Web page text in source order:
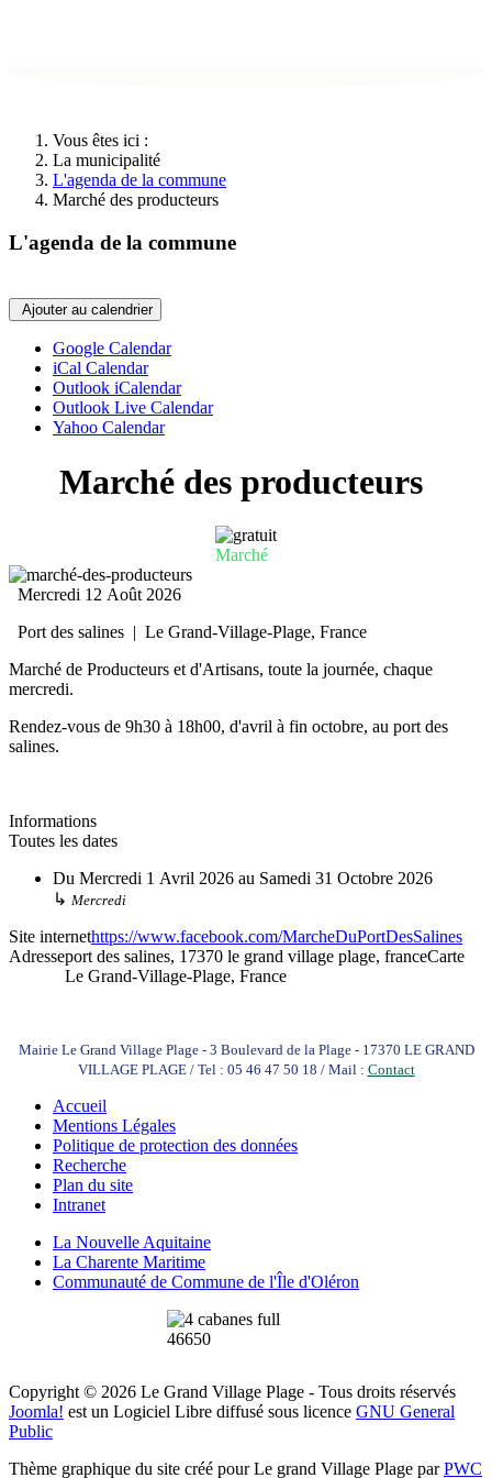
Vous êtes ici :
La municipalité
L'agenda de la commune
Marché des producteurs
L'agenda de la commune
Ajouter au calendrier
Google Calendar
iCal Calendar
Outlook iCalendar
Outlook Live Calendar
Yahoo Calendar
Marché des producteurs
Marché
Mercredi 12 Août 2026
Port des salines | Le Grand-Village-Plage, France
Marché de Producteurs et d'Artisans, toute la journée, chaque
mercredi.
Rendez-vous de 9h30 à 18h00, d'avril à fin octobre, au port des
salines.
Informations
Toutes les dates
Du Mercredi 1 Avril 2026 au Samedi 31 Octobre 2026
↳ Mercredi
Site internethttps://www.facebook.com/MarcheDuPortDesSalines
Adresseport des salines, 17370 le grand village plage, france
Le Grand-Village-Plage, France
Carte
Mairie Le Grand Village Plage - 3 Boulevard de la Plage - 17370 LE GRAND
VILLAGE PLAGE / Tel : 05 46 47 50 18 / Mail : Contact
Accueil
Mentions Légales
Politique de protection des données
Recherche
Plan du site
Intranet
La Nouvelle Aquitaine
La Charente Maritime
Communauté de Commune de l'Île d'Oléron
Copyright © 2026 Le Grand Village Plage - Tous droits réservés
Joomla! est un Logiciel Libre diffusé sous licence GNU General
Public
Thème graphique du site créé pour Le grand Village Plage parPWC